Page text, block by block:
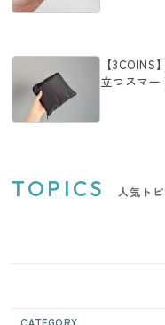
【
立つスマー
TOPICS 人気ト